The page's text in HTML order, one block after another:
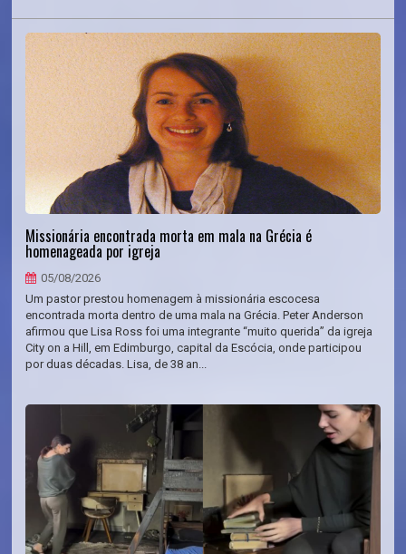
Missionária encontrada morta em mala na Grécia é
homenageada por igreja
05/08/2026
Um pastor prestou homenagem à missionária escocesa
encontrada morta dentro de uma mala na Grécia. Peter Anderson
afirmou que Lisa Ross foi uma integrante “muito querida” da igreja
City on a Hill, em Edimburgo, capital da Escócia, onde participou
por duas décadas. Lisa, de 38 an...